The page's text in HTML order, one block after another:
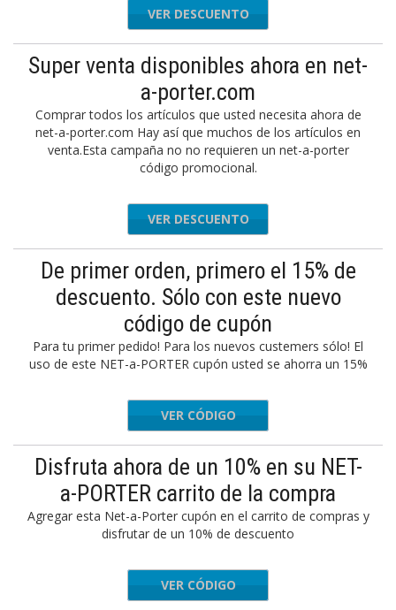
VER DESCUENTO
Super venta disponibles ahora en net-
a-porter.com
Comprar todos los artículos que usted necesita ahora de
net-a-porter.com Hay así que muchos de los artículos en
venta.Esta campaña no no requieren un net-a-porter
código promocional.
VER DESCUENTO
De primer orden, primero el 15% de
descuento. Sólo con este nuevo
código de cupón
Para tu primer pedido! Para los nuevos custemers sólo! El
uso de este NET-a-PORTER cupón usted se ahorra un 15%
FIRST15
VER CÓDIGO
Disfruta ahora de un 10% en su NET-
a-PORTER carrito de la compra
Agregar esta Net-a-Porter cupón en el carrito de compras y
disfrutar de un 10% de descuento
glamm
VER CÓDIGO